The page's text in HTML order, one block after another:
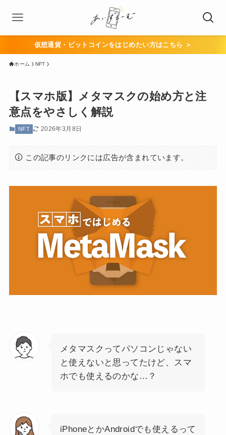
仮想通貨・ビットコインをはじめたい方はこちら ＞
ホーム NFT
【スマホ版】メタマスクの始め方と注
意点をやさしく解説
NFT 2026年3月8日
この記事のリンクには広告が含まれています。
メタマスクってパソコンじゃない
と使えないと思ってたけど、スマ
ホでも使えるのかな…？
iPhoneとかAndroidでも使えるって